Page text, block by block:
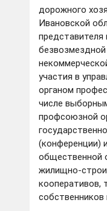
дорожного
Ивановской
представителя
безвозмездной
участия в
органом
числе
профсоюзной
(конференции)
общественной
жилищно-
кооперативов,